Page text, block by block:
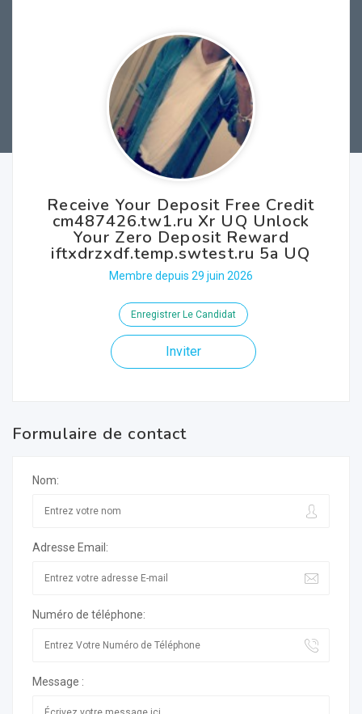
Receive Your Deposit Free Credit
cm487426.tw1.ru Xr UQ Unlock
Your Zero Deposit Reward
iftxdrzxdf.temp.swtest.ru 5a UQ
Membre depuis 29 juin 2026
Enregistrer Le Candidat
Inviter
Formulaire de contact
Nom:
Adresse Email:
Numéro de téléphone:
Message :